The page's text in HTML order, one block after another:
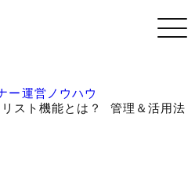
ー運営ノウハウ
スト機能とは？ 管理＆活用法